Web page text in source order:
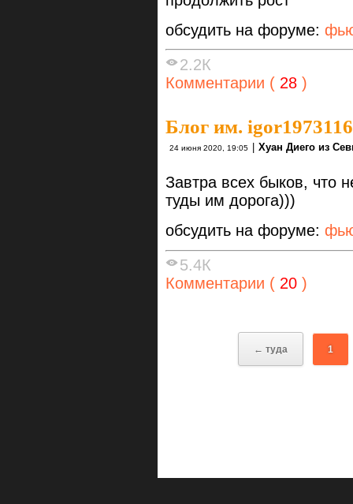
обсудить на форуме:
2.2К
Комментарии ( 28 )
Блог им. igor1973116
24 июня 2020, 19:05 Хуан Диего из
Завтра всех быков, что
туды им дорога)))
обсудить на форуме:
5.4К
Комментарии ( 20 )
← туда 1